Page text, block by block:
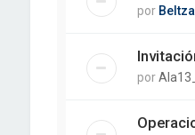
por Beltza
por